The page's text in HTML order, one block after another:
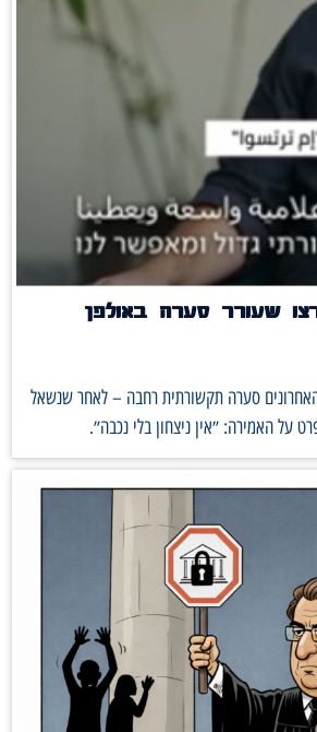
שעורר סערה באולפן
האחרונים סערה תקשורתית רחבה – לאחר שנשאל
על האמירה: ״אין ניצחון בלי נכבה״.